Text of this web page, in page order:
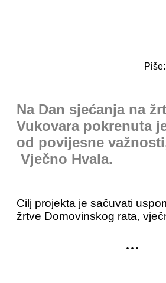
Na Dan sjećanja na
Vukovara pokrenuta
od povijesne
Vječno Hvala.
Cilj projekta je sačuvati
žrtve Domovinskog rata,
...